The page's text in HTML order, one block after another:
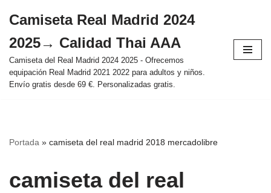
al
contenido
Camiseta Real Madrid 2024
2025→ Calidad Thai AAA
Camiseta del Real Madrid 2024 2025 - Ofrecemos
equipación Real Madrid 2021 2022 para adultos y niños.
Envío gratis desde 69 €. Personalizadas gratis.
Portada » camiseta del real madrid 2018 mercadolibre
camiseta del real